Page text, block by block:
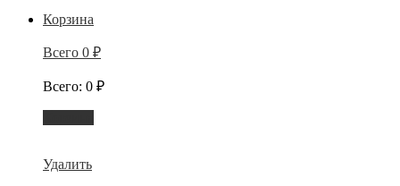
Корзина
Всего 0 ₽
Всего: 0 ₽
Удалить